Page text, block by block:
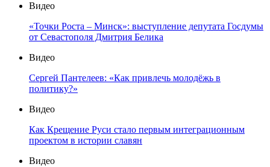
Видео
«Точки Роста – Минск»: выступление депутата Госдумы
от Севастополя Дмитрия Белика
Видео
Сергей Пантелеев: «Как привлечь молодёжь в
политику?»
Видео
Как Крещение Руси стало первым интеграционным
проектом в истории славян
Видео